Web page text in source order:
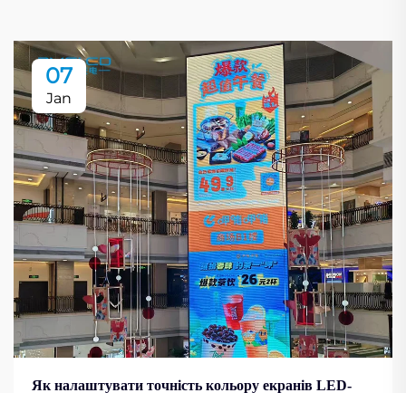
07
Jan
Як налаштувати точність кольору екранів LED-